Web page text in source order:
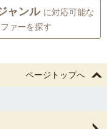
ャンル に対応可能な
ァーを探す
ページトップへ